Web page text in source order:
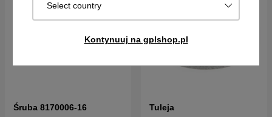
Select country
Kontynuuj na gplshop.pl
Śruba 8170006-16 Tuleja